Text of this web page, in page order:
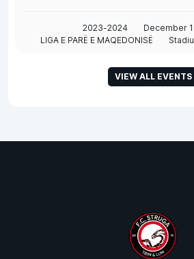
2023-2024
December
LIGA E PARË E MAQEDONISË
VIEW ALL EVENTS